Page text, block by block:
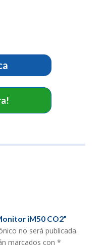
iM50 CO2”
no será publicada.
marcados con *